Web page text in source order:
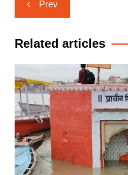
navigation
Prev
Related articles